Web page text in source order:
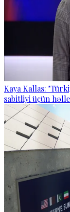
Kaya Kallas:
sabitliyi üçün